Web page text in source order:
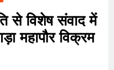
से विशेष संवाद में
महापौर विक्रम